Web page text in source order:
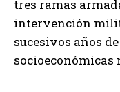
tres ramas
intervención
sucesivos años
socioeconómicas